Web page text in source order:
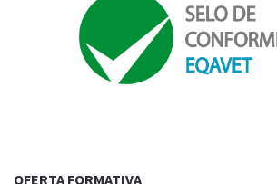
OFERTA FORMATIVA